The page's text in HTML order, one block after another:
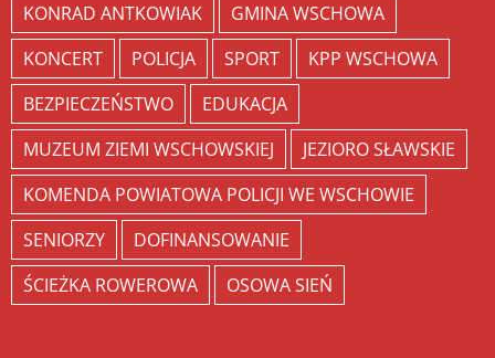
KONRAD ANTKOWIAK
GMINA WSCHOWA
KONCERT
POLICJA SPORT
KPP WSCHOWA
BEZPIECZEŃSTWO
EDUKACJA
MUZEUM ZIEMI WSCHOWSKIEJ
JEZIORO SŁAWSKIE
KOMENDA POWIATOWA POLICJI WE WSCHOWIE
SENIORZY
DOFINANSOWANIE
ŚCIEŻKA ROWEROWA
OSOWA SIEŃ